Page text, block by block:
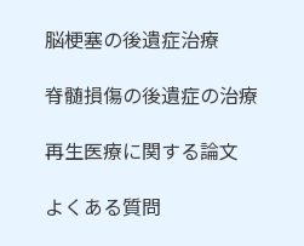
脳梗塞の後遺症治療
脊髄損傷の後遺症の治療
再生医療に関する論文
よくある質問